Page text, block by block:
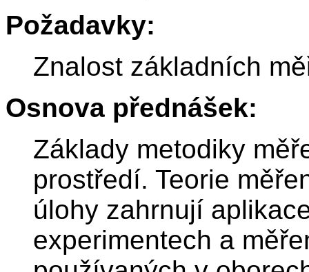
Požadavky:
Znalost základních
Osnova přednášek:
Základy metodiky
prostředí. Teorie
úlohy zahrnují
experimentech a